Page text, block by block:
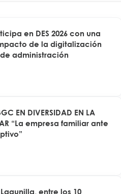
en DES 2026 con una
de la digitalización
administración
EN DIVERSIDAD EN LA
“La empresa familiar ante
entre los 10